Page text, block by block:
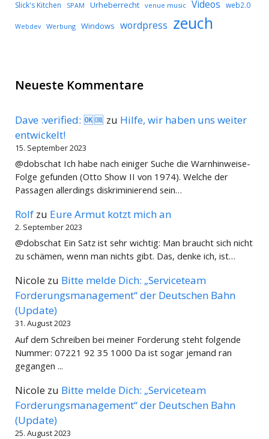
Slick's Kitchen SPAM Urheberrecht venue music Videos web2.0
Webdev Werbung Windows wordpress zeuch
Neueste Kommentare
Dave :verified: 🆗🆒 zu Hilfe, wir haben uns weiter
entwickelt!
15. September 2023
@dobschat Ich habe nach einiger Suche die Warnhinweise-
Folge gefunden (Otto Show II von 1974). Welche der
Passagen allerdings diskriminierend sein…
Rolf zu Eure Armut kotzt mich an
2. September 2023
@dobschat Ein Satz ist sehr wichtig: Man braucht sich nicht
zu schämen, wenn man nichts gibt. Das, denke ich, ist…
Nicole zu Bitte melde Dich: „Serviceteam
Forderungsmanagement“ der Deutschen Bahn
(Update)
31. August 2023
Auf dem Schreiben bei meiner Forderung steht folgende
Nummer: 07221 92 35 1000 Da ist sogar jemand ran
gegangen ...
Nicole zu Bitte melde Dich: „Serviceteam
Forderungsmanagement“ der Deutschen Bahn
(Update)
25. August 2023